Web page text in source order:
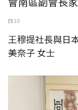
四 10
王穆提社長與日
美奈子 女士